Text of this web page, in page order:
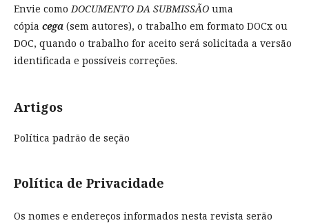
Envie como DOCUMENTO DA SUBMISSÃO uma
cópia cega (sem autores), o trabalho em formato DOCx ou
DOC, quando o trabalho for aceito será solicitada a versão
identificada e possíveis correções.
Artigos
Política padrão de seção
Política de Privacidade
Os nomes e endereços informados nesta revista serão